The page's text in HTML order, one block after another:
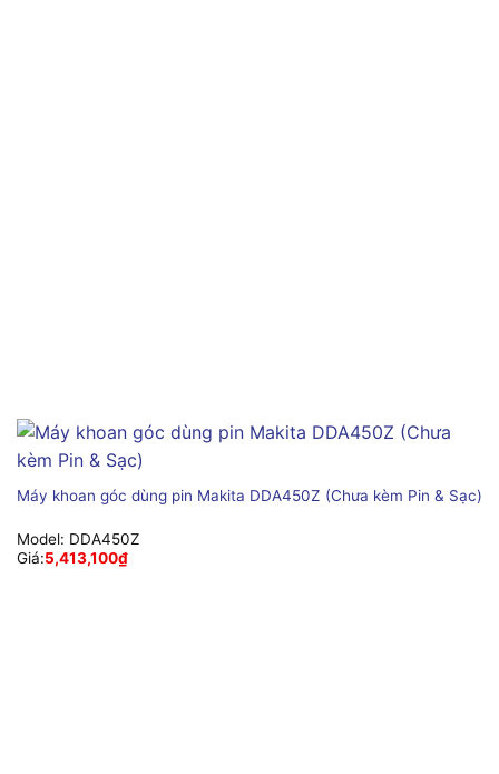
Máy khoan góc dùng pin Makita DDA450Z (Chưa kèm Pin & Sạc)
Model: DDA450Z
Giá:5,413,100₫